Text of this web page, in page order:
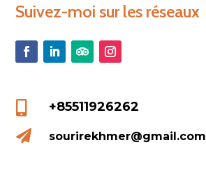
Suivez-moi sur les réseaux
+85511926262

sourirekhmer@gmail.com